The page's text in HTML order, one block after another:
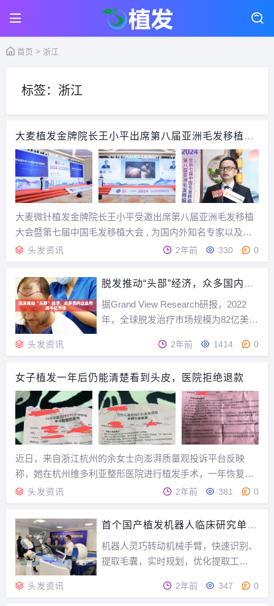
首页 > 浙江
标签：浙江
大麦植发金牌院长王小平出席第八届亚洲毛发移植大
会
大麦微针植发金牌院长王小平受邀出席第八届亚洲毛发移植
大会暨第七届中国毛发移植大会 , 为国内外知名专家以及毛
发医疗行业的同仁带来了《大麦新型微针在 FUE 植发中的创
新应用》的课题分享 , 详细解读新型微针的突破性技术优势 ,
助力新型微针与植发行业深度融...
头发资讯 2年前 330 0
脱发推动“头部”经济，众多国内企
据Grand View Research研报，2022
年，全球脱发治疗市场规模为82亿美
合年增长率增长，在2030年预计市场规
激素性脱发（简称“雄脱”）等不同类型
的脱发，市面...
头发资讯 2年前 1414 0
女子植发一年后仍能清楚看到头皮，医院拒绝退款
近日，来自浙江杭州的余女士向澎湃质量观投诉平台反映
称，她在杭州维多利亚整形医院进行植发手术，一年恢复期
后，毛囊存活率明显低于95%，对容貌造成严重影响。复查
后医院提出可以补种，但她不认同，要求退回一半费用，结
果遭到医院拒绝。对此，杭州维多利亚整形医院回应称...
头发资讯 2年前 381 0
首个国产植发机器人临床研究单位
机器人灵巧转动机械手臂，快速识别、
提取毛囊，实时规划，优化提取工
研究单位落地深圳。该单位由医疗机器
头发资讯 2年前 347 0